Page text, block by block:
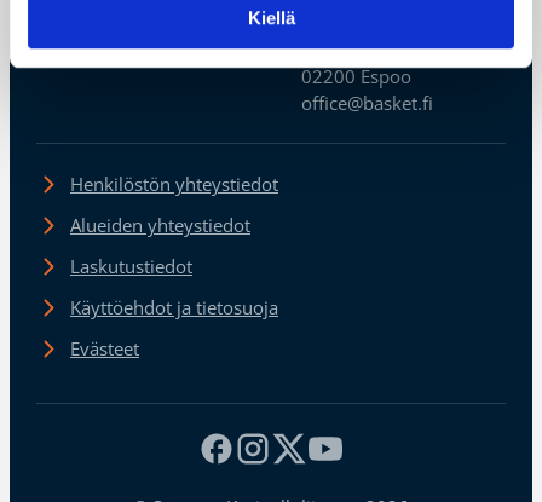
Kiellä
Urheilupuistontie 3
02200 Espoo
office@basket.fi
Henkilöstön yhteystiedot
Alueiden yhteystiedot
Laskutustiedot
Käyttöehdot ja tietosuoja
Evästeet